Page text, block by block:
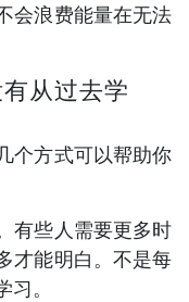
会浪费能量在无法
从过去学
个方式可以帮助你
有些人需要更多时
才能明白。不是每
。